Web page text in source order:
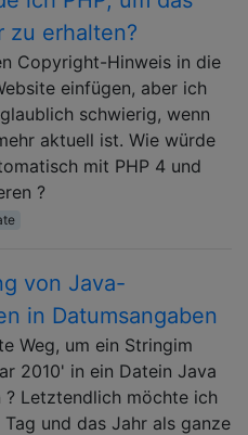
zu erhalten?
Copyright-Hinweis in die
einfügen, aber ich
schwierig, wenn
aktuell ist. Wie würde
mit PHP 4 und
?
von Java-
in Datumsangaben
Weg, um ein Stringim
2010' in ein Datein Java
Letztendlich möchte ich
und das Jahr als ganze